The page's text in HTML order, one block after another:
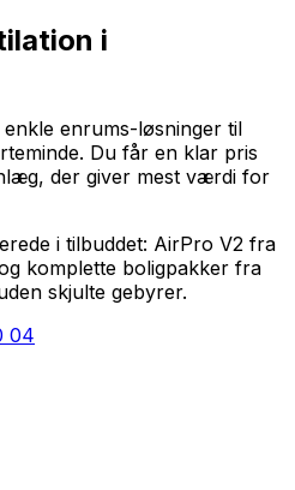
i
enrums-løsninger til
Du får en klar pris
der giver mest værdi for
i tilbuddet: AirPro V2 fra
komplette boligpakker fra
skjulte gebyrer.
04